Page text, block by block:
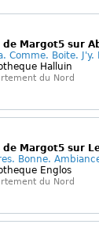
de Margot5 sur
Comme. Boite. J'y.
Halluin
du Nord
de Margot5 sur
Bonne.
Englos
du Nord